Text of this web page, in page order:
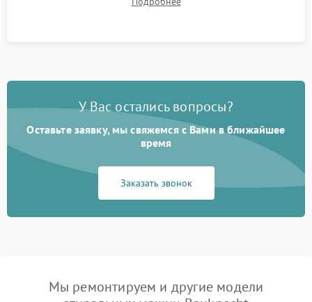
посторонних стуков и протечек под корпусом.
У Вас остались вопросы?
Оставьте заявку, мы свяжемся с Вами в ближайшее
время
Заказать звонок
Мы ремонтируем и другие модели